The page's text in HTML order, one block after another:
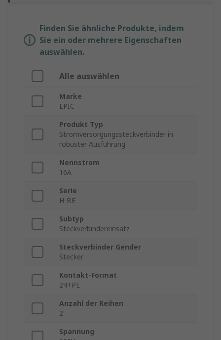
Finden Sie ähnliche Produkte, indem
Sie ein oder mehrere Eigenschaften
auswählen.
Alle auswählen
Marke
EPIC
Produkt Typ
Stromversorgungssteckverbinder in
robuster Ausführung
Nennstrom
16A
Serie
H-BE
Subtyp
Steckverbindereinsatz
Steckverbinder Gender
Stecker
Kontakt-Format
24+PE
Anzahl der Reihen
2
Spannung